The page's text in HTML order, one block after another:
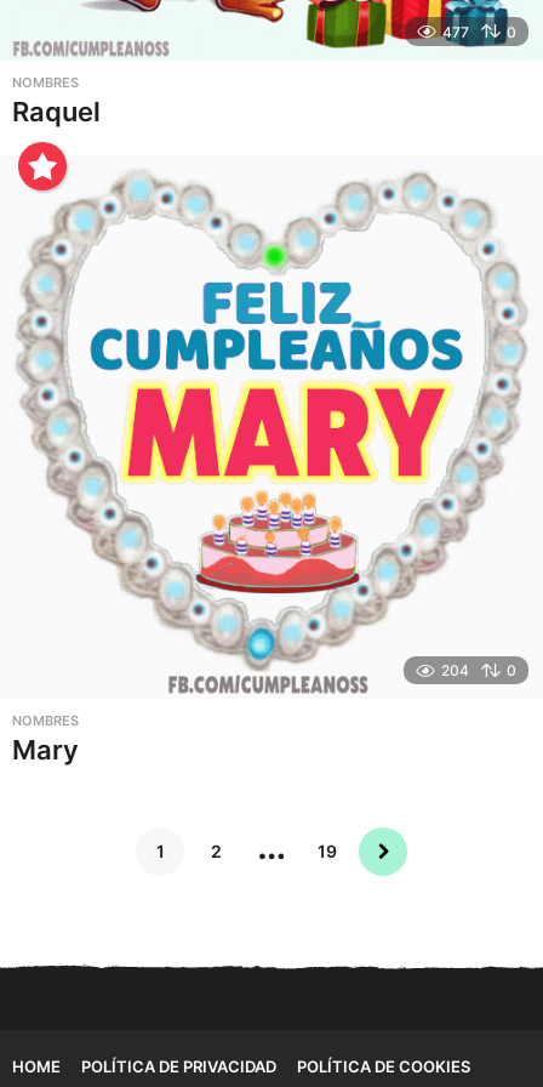
477 0
NOMBRES
Raquel
204 0
NOMBRES
Mary
1 2 … 19
HOME POLÍTICA DE PRIVACIDAD
POLÍTICA DE COOKIES